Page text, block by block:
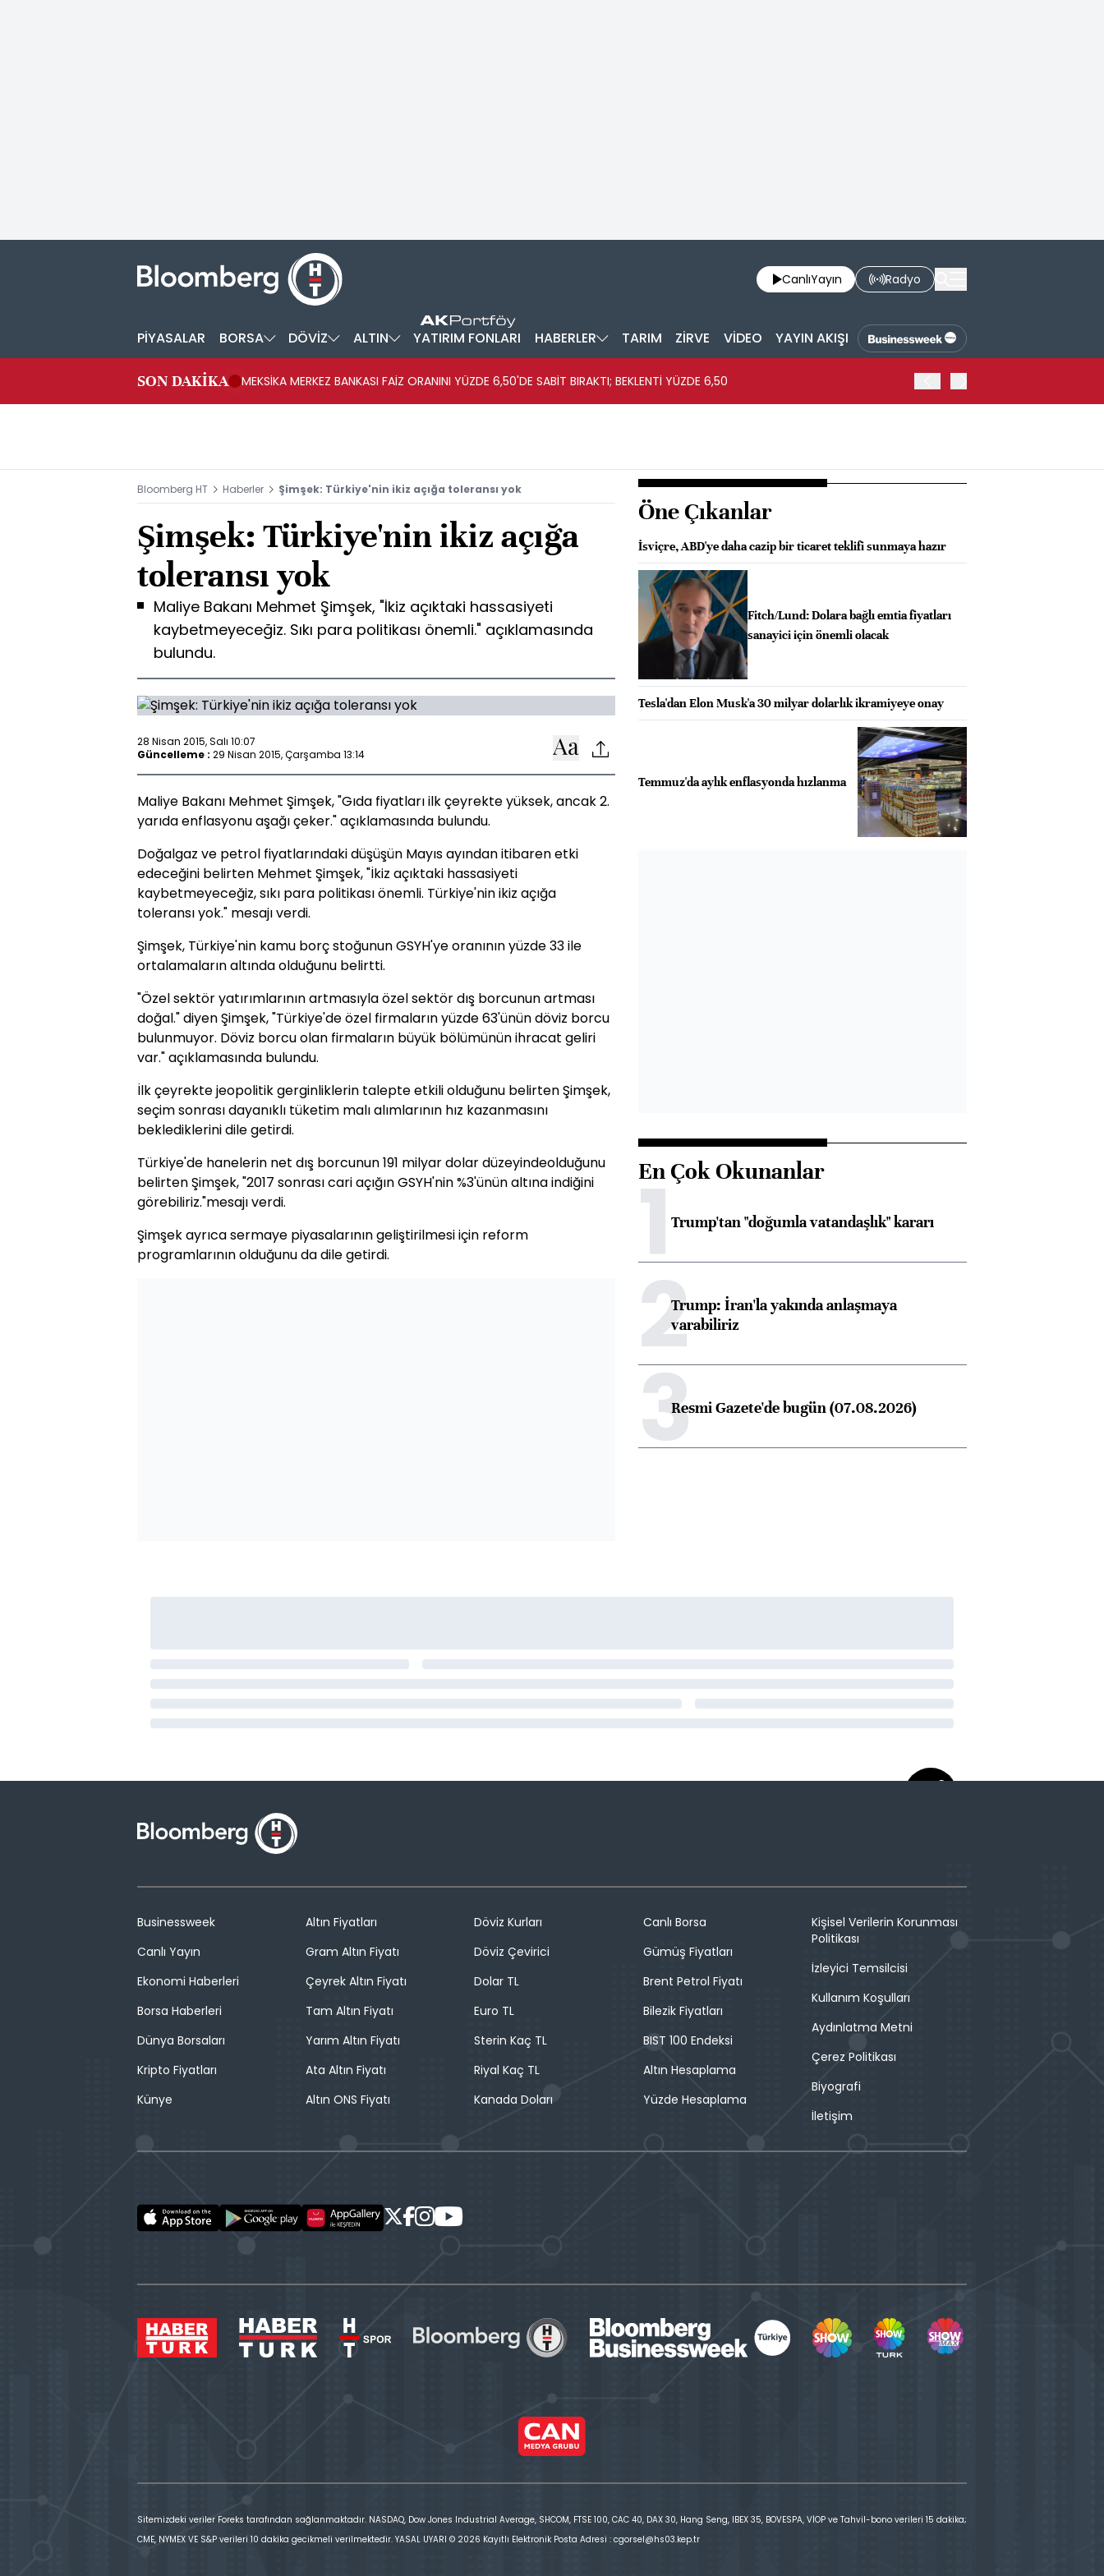
CanlıYayın Radyo
PİYASALAR BORSA DÖVİZ ALTIN YATIRIM FONLARI HABERLER TARIM ZİRVE VİDEO YAYIN AKIŞI
SON DAKİKA MEKSİKA MERKEZ BANKASI FAİZ ORANINI YÜZDE 6,50'DE SABİT BIRAKTI; BEKLENTİ YÜZDE 6,50
Bloomberg HT Haberler Şimşek: Türkiye'nin ikiz açığa toleransı yok
Şimşek: Türkiye'nin ikiz açığa
toleransı yok
Maliye Bakanı Mehmet Şimşek, "İkiz açıktaki hassasiyeti
kaybetmeyeceğiz. Sıkı para politikası önemli." açıklamasında
bulundu.
28 Nisan 2015, Salı 10:07
Güncelleme : 29 Nisan 2015, Çarşamba 13:14
Maliye Bakanı Mehmet Şimşek, "Gıda fiyatları ilk çeyrekte yüksek, ancak 2.
yarıda enflasyonu aşağı çeker." açıklamasında bulundu.
Doğalgaz ve petrol fiyatlarındaki düşüşün Mayıs ayından itibaren etki
edeceğini belirten Mehmet Şimşek, "İkiz açıktaki hassasiyeti
kaybetmeyeceğiz, sıkı para politikası önemli. Türkiye'nin ikiz açığa
toleransı yok." mesajı verdi.
Şimşek, Türkiye'nin kamu borç stoğunun GSYH'ye oranının yüzde 33 ile
ortalamaların altında olduğunu belirtti.
"Özel sektör yatırımlarının artmasıyla özel sektör dış borcunun artması
doğal." diyen Şimşek, "Türkiye'de özel firmaların yüzde 63'ünün döviz borcu
bulunmuyor. Döviz borcu olan firmaların büyük bölümünün ihracat geliri
var." açıklamasında bulundu.
İlk çeyrekte jeopolitik gerginliklerin talepte etkili olduğunu belirten Şimşek,
seçim sonrası dayanıklı tüketim malı alımlarının hız kazanmasını
beklediklerini dile getirdi.
Türkiye'de hanelerin net dış borcunun 191 milyar dolar düzeyindeolduğunu
belirten Şimşek, "2017 sonrası cari açığın GSYH'nin %3'ünün altına indiğini
görebiliriz."mesajı verdi.
Şimşek ayrıca sermaye piyasalarının geliştirilmesi için reform
programlarının olduğunu da dile getirdi.
Öne Çıkanlar
İsviçre, ABD'ye daha cazip bir ticaret teklifi sunmaya hazır
Fitch/Lund: Dolara bağlı emtia fiyatları
sanayici için önemli olacak
Tesla'dan Elon Musk'a 30 milyar dolarlık ikramiyeye onay
Temmuz'da aylık enflasyonda hızlanma
En Çok Okunanlar
1Trump'tan "doğumla vatandaşlık" kararı
2Trump: İran'la yakında anlaşmaya
varabiliriz
3Resmi Gazete'de bugün (07.08.2026)
Businessweek
Canlı Yayın
Ekonomi Haberleri
Borsa Haberleri
Dünya Borsaları
Kripto Fiyatları
Künye
Altın Fiyatları
Gram Altın Fiyatı
Çeyrek Altın Fiyatı
Tam Altın Fiyatı
Yarım Altın Fiyatı
Ata Altın Fiyatı
Altın ONS Fiyatı
Döviz Kurları
Döviz Çevirici
Dolar TL
Euro TL
Sterin Kaç TL
Riyal Kaç TL
Kanada Doları
Canlı Borsa
Gümüş Fiyatları
Brent Petrol Fiyatı
Bilezik Fiyatları
BIST 100 Endeksi
Altın Hesaplama
Yüzde Hesaplama
Kişisel Verilerin Korunması
Politikası
İzleyici Temsilcisi
Kullanım Koşulları
Aydınlatma Metni
Çerez Politikası
Biyografi
İletişim
Sitemizdeki veriler Foreks tarafından sağlanmaktadır. NASDAQ, Dow Jones Industrial Average, SHCOM, FTSE 100, CAC 40, DAX 30, Hang Seng, IBEX 35, BOVESPA, VİOP ve Tahvil-bono verileri 15 dakika;
CME, NYMEX VE S&P verileri 10 dakika gecikmeli verilmektedir. YASAL UYARI © 2026 Kayıtlı Elektronik Posta Adresi : cgorsel@hs03.kep.tr